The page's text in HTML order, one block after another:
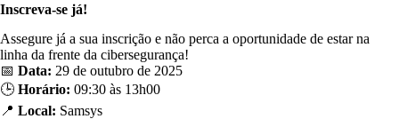
Inscreva-se já!
Assegure já a sua inscrição e não perca a oportunidade de estar na
linha da frente da cibersegurança!
📅 Data: 29 de outubro de 2025
🕒 Horário: 09:30 às 13h00
📍 Local: Samsys